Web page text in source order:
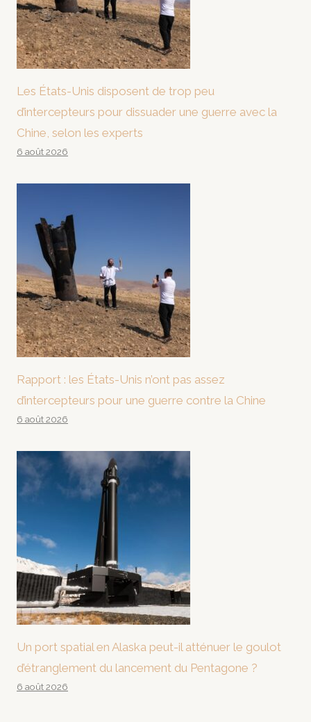
Les États-Unis disposent de trop peu
d’intercepteurs pour dissuader une guerre avec la
Chine, selon les experts
6 août 2026
Rapport : les États-Unis n’ont pas assez
d’intercepteurs pour une guerre contre la Chine
6 août 2026
Un port spatial en Alaska peut-il atténuer le goulot
d’étranglement du lancement du Pentagone ?
6 août 2026